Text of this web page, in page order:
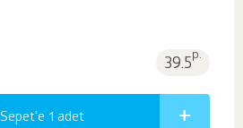
39.5p.
Sepet'e 1 adet